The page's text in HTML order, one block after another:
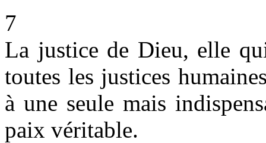
7
La justice de Dieu, elle qui
toutes les justices
à une seule mais
paix véritable.